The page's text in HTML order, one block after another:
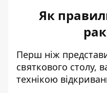
Як
Перш ніж
святкового столу,
технікою